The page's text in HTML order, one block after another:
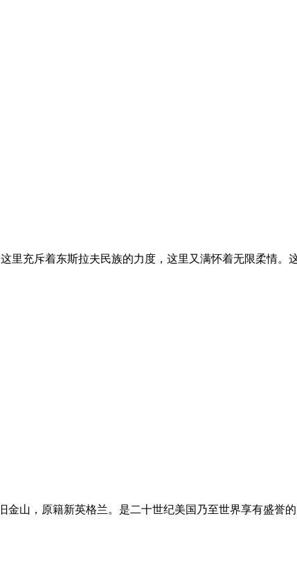
里充斥着东斯拉夫民族的力度，这里又满怀着无限柔情
旧金山，原籍新英格兰。是二十世纪美国乃至世界享有盛